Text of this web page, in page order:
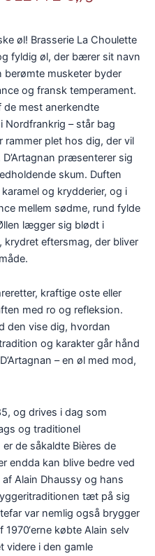
øl! Brasserie La Choulette
fyldig øl, der bærer sit navn
berømte musketer byder
og fransk temperament.
de mest anerkendte
Nordfrankrig – står bag
rammer plet hos dig, der vil
præsenterer sig
skum. Duften
og krydderier, og i
mellem sødme, rund fylde
lægger sig blødt i
krydret eftersmag, der bliver
kraftige oste eller
med ro og refleksion.
den vise dig, hvordan
og karakter går hånd
– en øl med mod,
og drives i dag som
og traditionel
de såkaldte Bières de
endda kan blive bedre ved
Alain Dhaussy og hans
tæt på sig
var nemlig også brygger
købte Alain selv
videre i den gamle